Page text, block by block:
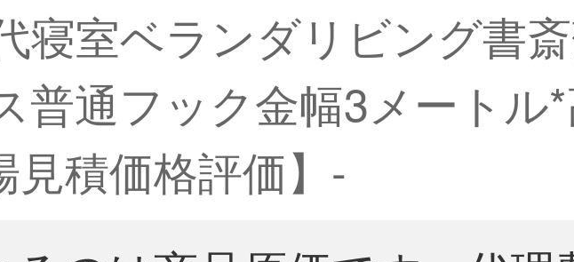
寝室ベランダリビング書
普通フック金幅3メートル
見積価格評価】-